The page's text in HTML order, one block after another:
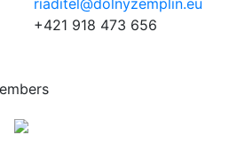
riaditel@dolnyzemplin.eu
+421 918 473 656